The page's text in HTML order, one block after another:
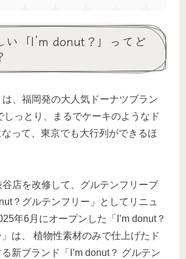
い「I’m donut？」ってど
は、福岡発の大人気ドーナツブラン
しっとり、まるでケーキのようなド
って、東京でも大行列ができるほ
谷店を改修して、グルテンフリーブ
？グルテンフリー」としてリニュ
年6月にオープンした「I’m donut？
は、 植物性素材のみで仕上げたド
新ブランド「I’m donut？ グルテン